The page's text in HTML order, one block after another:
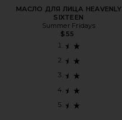
МАСЛО ДЛЯ ЛИЦА HEAVENLY
SIXTEEN
Summer Fridays
$55